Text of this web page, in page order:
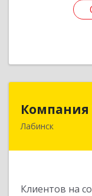
Лабинск
Клиентов на
352500,